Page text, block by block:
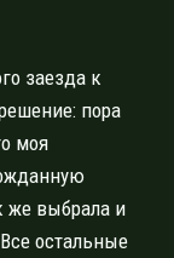
заезда к
пора
моя
же выбрала и
остальные